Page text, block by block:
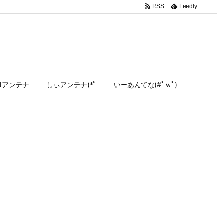
ンテナ しぃアンテナ(*ﾟ いーあんてな(#ﾟｗﾟ)
RSS Feedly